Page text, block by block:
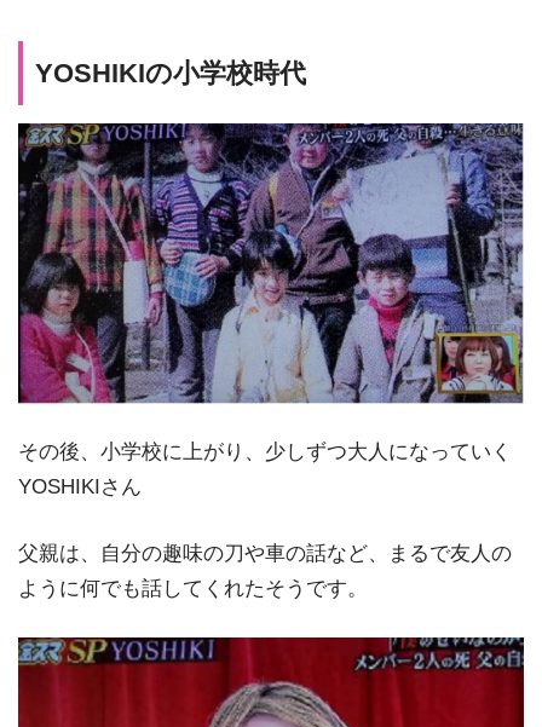
YOSHIKIの小学校時代
その後、小学校に上がり、少しずつ大人になっていく
YOSHIKIさん
父親は、自分の趣味の刀や車の話など、まるで友人の
ように何でも話してくれたそうです。